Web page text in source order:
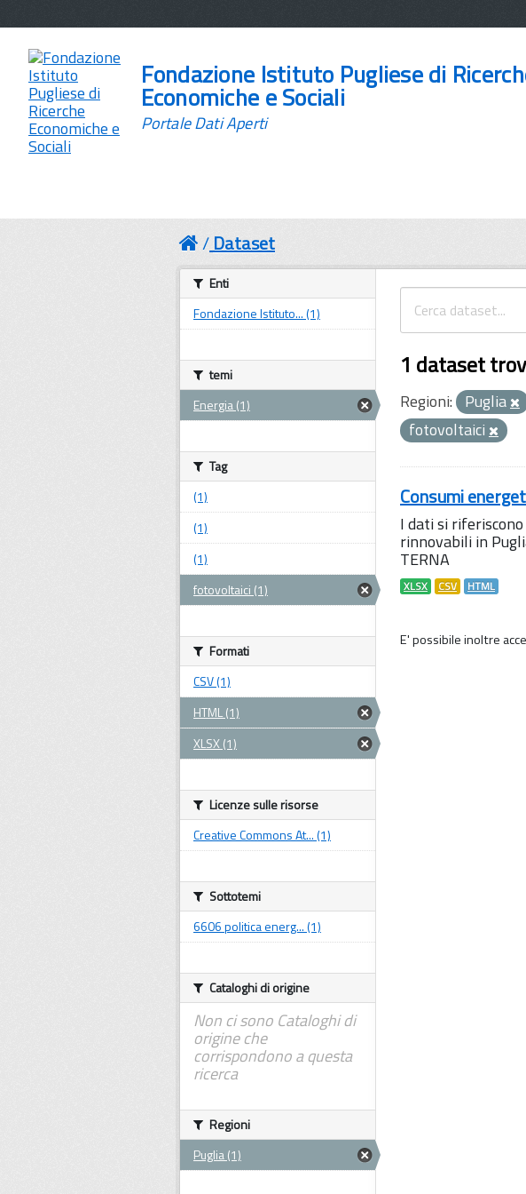
Fondazione Istituto Pugliese di
Economiche e Sociali
Portale Dati Aperti
Dataset
1 dataset
Regioni: Puglia
fotovoltaici
Consumi
I dati si
rinnovabili in
TERNA
XLSX CSV HTML
E' possibile inoltre
Enti
Fondazione Istituto... (1)
temi
Energia (1)
Tag
(1)
(1)
(1)
fotovoltaici (1)
Formati
CSV (1)
HTML (1)
XLSX (1)
Licenze sulle risorse
Creative Commons At... (1)
Sottotemi
6606 politica energ... (1)
Cataloghi di origine
Non ci sono Cataloghi di
origine che
corrispondono a questa
ricerca
Regioni
Puglia (1)